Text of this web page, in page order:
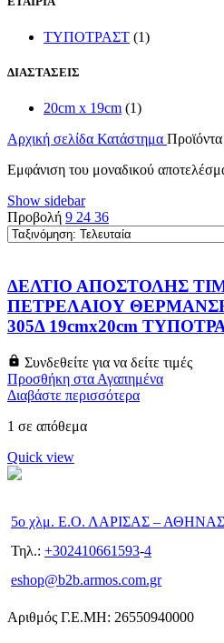
ΤΥΠΟΤΡΑΣΤ (1)
ΔΙΑΣΤΑΣΕΙΣ
20cm x 19cm (1)
Αρχική σελίδα Κατάστημα
Εμφάνιση του μοναδικού
Show sidebar
Προβολή 9 24 36
ΔΕΛΤΙΟ ΑΠΟΣΤΟΛΗΣ
ΠΕΤΡΕΛΑΙΟΥ
305Δ 19cmx20cm
Συνδεθείτε για να δείτε τιμές
Προσθήκη στα Αγαπημένα
Διαβάστε περισσότερα
1 σε απόθεμα
Quick view
5ο χλμ. Ε.Ο. ΛΑΡΙΣΑΣ – ΑΘΗΝΑΣ
Τηλ.: +302410661593-4
eshop@b2b.armos.com.gr
Αριθμός Γ.Ε.ΜΗ: 26550940000